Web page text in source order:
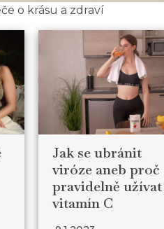
o krásu a zdraví
Jak se ubránit
viróze aneb proč
pravidelně užívat
vitamín C